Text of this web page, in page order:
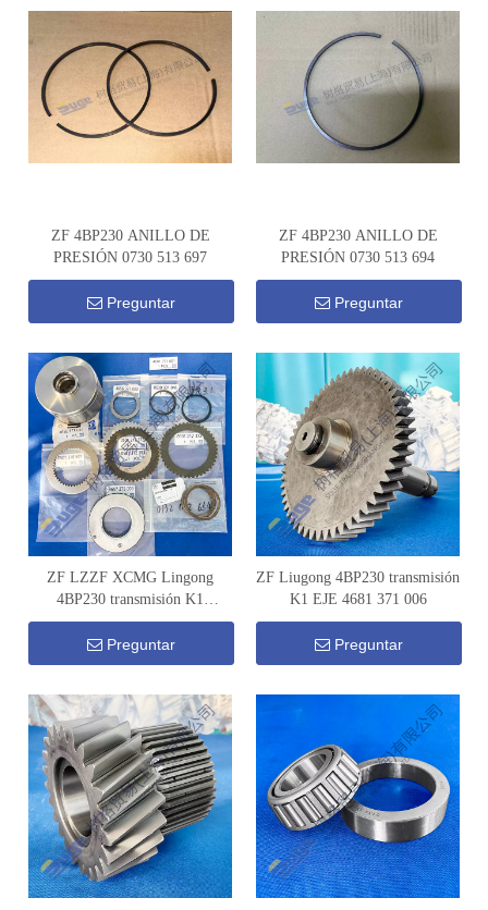
ZF 4BP230 ANILLO DE
PRESIÓN 0730 513 697
Preguntar
ZF 4BP230 ANILLO DE
PRESIÓN 0730 513 694
Preguntar
ZF LZZF XCMG Lingong
4BP230 transmisión K1
CONJUNTO DE EMBRAGUE
4681 271 001
Preguntar
ZF Liugong 4BP230 transmisión
K1 EJE 4681 371 006
Preguntar